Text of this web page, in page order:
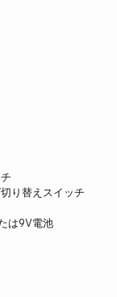
り替えスイッチ
は9V電池